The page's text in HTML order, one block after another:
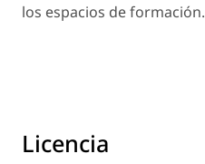
los espacios de formación.
Licencia